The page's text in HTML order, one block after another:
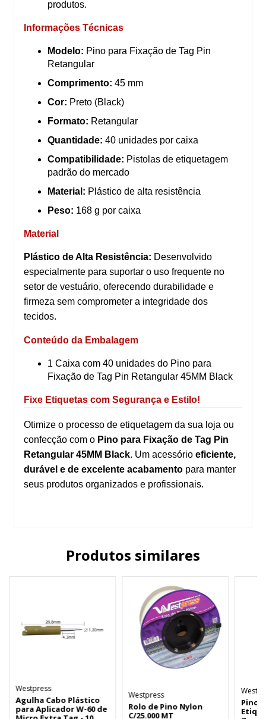
produtos.
Informações Técnicas
Modelo: Pino para Fixação de Tag Pin
Retangular
Comprimento: 45 mm
Cor: Preto (Black)
Formato: Retangular
Quantidade: 40 unidades por caixa
Compatibilidade: Pistolas de etiquetagem
padrão do mercado
Material: Plástico de alta resistência
Peso: 168 g por caixa
Material
Plástico de Alta Resistência: Desenvolvido
especialmente para suportar o uso frequente no
setor de vestuário, oferecendo durabilidade e
firmeza sem comprometer a integridade dos
tecidos.
Conteúdo da Embalagem
1 Caixa com 40 unidades do Pino para
Fixação de Tag Pin Retangular 45MM Black
Fixe Etiquetas com Segurança e Estilo!
Otimize o processo de etiquetagem da sua loja ou
confecção com o Pino para Fixação de Tag Pin
Retangular 45MM Black. Um acessório eficiente,
durável e de excelente acabamento para manter
seus produtos organizados e profissionais.
Produtos similares
Westpress
Agulha Cabo Plástico
para Aplicador W-60 de
Westpress
Rolo de Pino Nylon
C/25.000 MT
Pino